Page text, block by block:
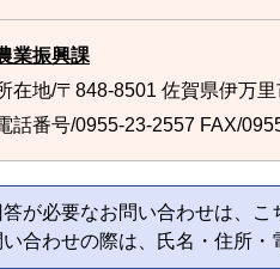
業振興課
在地/〒848-8501 佐賀県伊万
話番号/0955-23-2557 FAX/
答が必要なお問い合わせは、
い合わせの際は、氏名・住所・